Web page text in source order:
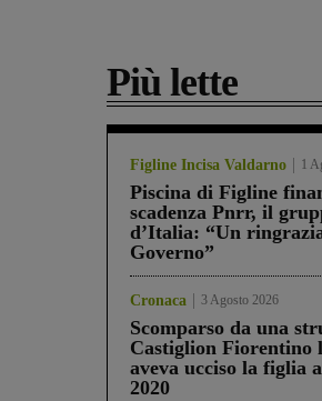
Più lette
Figline Incisa Valdarno 1
Piscina di Figline
scadenza Pnrr, il
d’Italia: “Un
Governo”
Cronaca 3 Agosto 2026
Scomparso da una
Castiglion Fiorentino
aveva ucciso la figlia
2020